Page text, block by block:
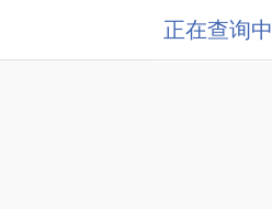
正在查询中